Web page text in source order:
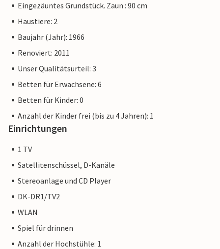
Eingezäuntes Grundstück. Zaun : 90 cm
Haustiere: 2
Baujahr (Jahr): 1966
Renoviert: 2011
Unser Qualitätsurteil: 3
Betten für Erwachsene: 6
Betten für Kinder: 0
Anzahl der Kinder frei (bis zu 4 Jahren): 1
Einrichtungen
1 TV
Satellitenschüssel, D-Kanäle
Stereoanlage und CD Player
DK-DR1/TV2
WLAN
Spiel für drinnen
Anzahl der Hochstühle: 1